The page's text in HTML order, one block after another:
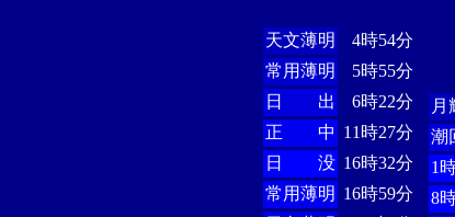
天文薄明
4時54分
常用薄明
5時55分
日 出
6時22分
正 中 11時27分
日 没 16時32分
常用薄明 16時59分
月
潮
1
8